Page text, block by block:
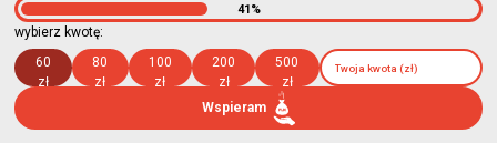
41%
wybierz kwotę:
60
zł
80
zł
100
zł
200
zł
500
zł
Wspieram